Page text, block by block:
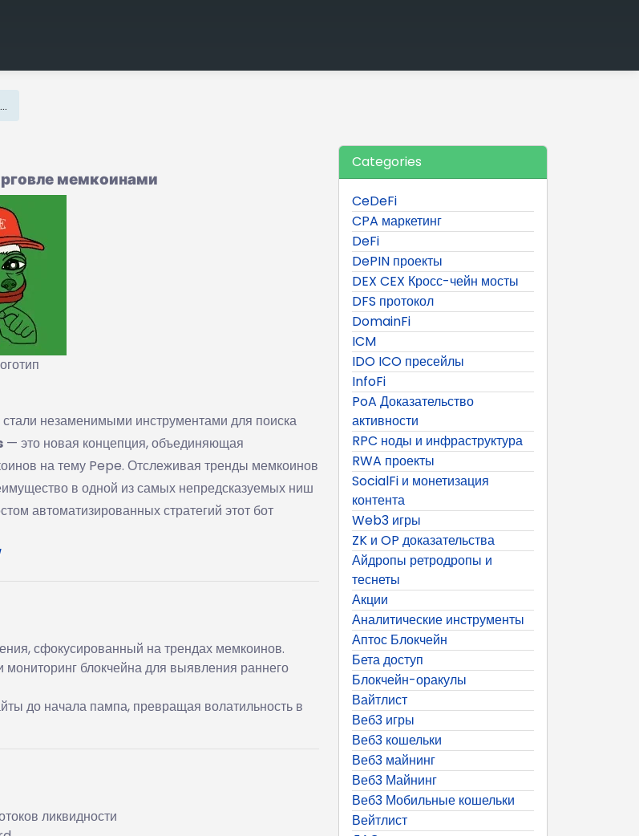
мемкоинами
незаменимыми инструментами для поиска
— это новая концепция, объединяющая
на тему Pepe. Отслеживая тренды мемкоинов
в одной из самых непредсказуемых ниш
автоматизированных стратегий этот бот
сфокусированный на трендах мемкоинов.
блокчейна для выявления раннего
до начала пампа, превращая волатильность в
ликвидности
Categories
CeDeFi
CPA маркетинг
DeFi
DePIN проекты
DEX CEX Кросс-чейн мосты
DFS протокол
DomainFi
ICM
IDO ICO пресейлы
InfoFi
PoA Доказательство
активности
RPC ноды и инфраструктура
RWA проекты
SocialFi и монетизация
контента
Web3 игры
ZK и OP доказательства
Айдропы ретродропы и
теснеты
Акции
Аналитические инструменты
Аптос Блокчейн
Бета доступ
Блокчейн-оракулы
Вайтлист
Веб3 игры
Веб3 кошельки
Веб3 майнинг
Веб3 Майнинг
Веб3 Мобильные кошельки
Вейтлист